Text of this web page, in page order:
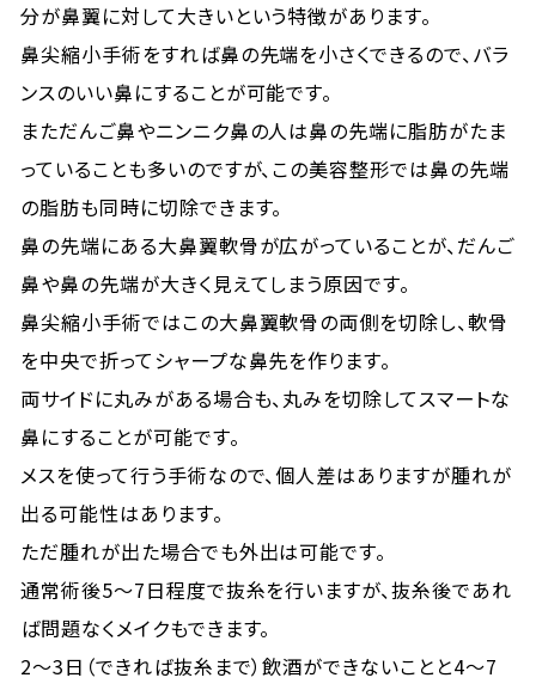
分が鼻翼に対して大きいという特徴があります。
鼻尖縮小手術をすれば鼻の先端を小さくできるので、バラ
ンスのいい鼻にすることが可能です。
まただんご鼻やニンニク鼻の人は鼻の先端に脂肪がたま
っていることも多いのですが、この美容整形では鼻の先端
の脂肪も同時に切除できます。
鼻の先端にある大鼻翼軟骨が広がっていることが、だんご
鼻や鼻の先端が大きく見えてしまう原因です。
鼻尖縮小手術ではこの大鼻翼軟骨の両側を切除し、軟骨
を中央で折ってシャープな鼻先を作ります。
両サイドに丸みがある場合も、丸みを切除してスマートな
鼻にすることが可能です。
メスを使って行う手術なので、個人差はありますが腫れが
出る可能性はあります。
ただ腫れが出た場合でも外出は可能です。
通常術後5～7日程度で抜糸を行いますが、抜糸後であれ
ば問題なくメイクもできます。
2〜3日（できれば抜糸まで）飲酒ができないことと4～7